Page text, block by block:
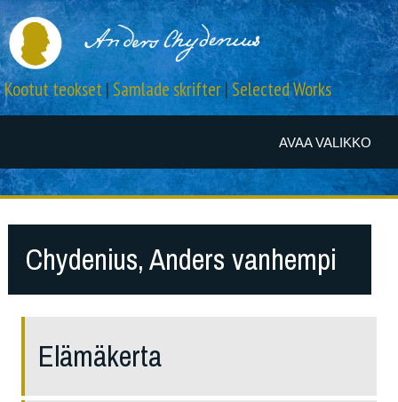
AVAA VALIKKO
Kootut teokset|Samlade skrifter|Selected Works
Chydenius, Anders vanhempi
Elämäkerta